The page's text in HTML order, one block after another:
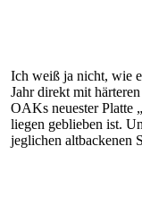
Ich weiß ja nicht, wie
Jahr direkt mit
OAKs neuester Platte
liegen geblieben ist.
jeglichen altbackenen